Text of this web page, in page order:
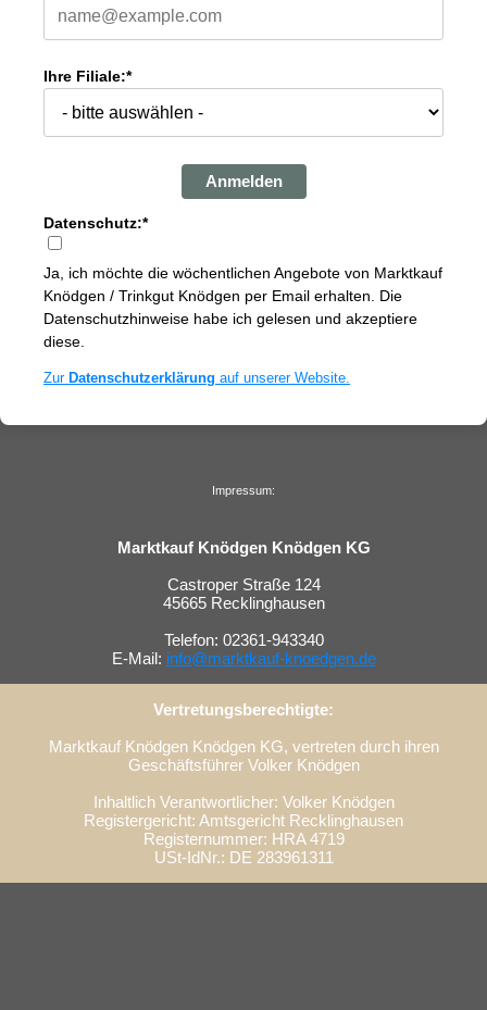
Ihre Filiale:*
Anmelden
Datenschutz:*
Ja, ich möchte die wöchentlichen Angebote von Marktkauf
Knödgen / Trinkgut Knödgen per Email erhalten. Die
Datenschutzhinweise habe ich gelesen und akzeptiere
diese.
Zur Datenschutzerklärung auf unserer Website.
Impressum:
Marktkauf Knödgen Knödgen KG
Castroper Straße 124
45665 Recklinghausen
Telefon: 02361-943340
E-Mail: info@marktkauf-knoedgen.de
Vertretungsberechtigte:
Marktkauf Knödgen Knödgen KG, vertreten durch ihren
Geschäftsführer Volker Knödgen
Inhaltlich Verantwortlicher: Volker Knödgen
Registergericht: Amtsgericht Recklinghausen
Registernummer: HRA 4719
USt-IdNr.: DE 283961311